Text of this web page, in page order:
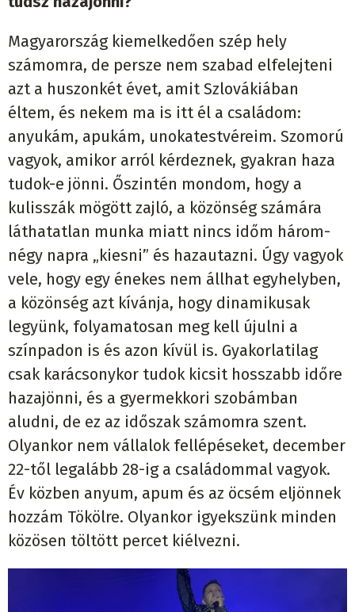
Magyarország kiemelkedően szép hely
számomra, de persze nem szabad elfelejteni
azt a huszonkét évet, amit Szlovákiában
éltem, és nekem ma is itt él a családom:
anyukám, apukám, unokatestvéreim. Szomorú
vagyok, amikor arról kérdeznek, gyakran haza
tudok-e jönni. Őszintén mondom, hogy a
kulisszák mögött zajló, a közönség számára
láthatatlan munka miatt nincs időm három-
négy napra „kiesni” és hazautazni. Úgy vagyok
vele, hogy egy énekes nem állhat egyhelyben,
a közönség azt kívánja, hogy dinamikusak
legyünk, folyamatosan meg kell újulni a
színpadon is és azon kívül is. Gyakorlatilag
csak karácsonykor tudok kicsit hosszabb időre
hazajönni, és a gyermekkori szobámban
aludni, de ez az időszak számomra szent.
Olyankor nem vállalok fellépéseket, december
22-től legalább 28-ig a családommal vagyok.
Év közben anyum, apum és az öcsém eljönnek
hozzám Tökölre. Olyankor igyekszünk minden
közösen töltött percet kiélvezni.